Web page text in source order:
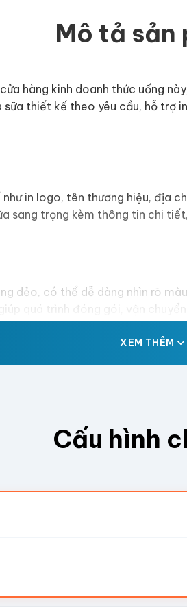
Mô tả sản
hàng kinh doanh thức uống
sữa thiết kế theo yêu cầu, hỗ trợ
in logo, tên thương hiệu, địa
sang trọng kèm thông tin chi
dẻo, có thể dễ dàng nhìn rõ
quá trình đóng gói, vận
ly trà sữa, nước
bạn cần kích thước đặc
và được ép 4 biên cùng 8
PE nguyên sinh an toàn
XEM THÊM
Cấu hình